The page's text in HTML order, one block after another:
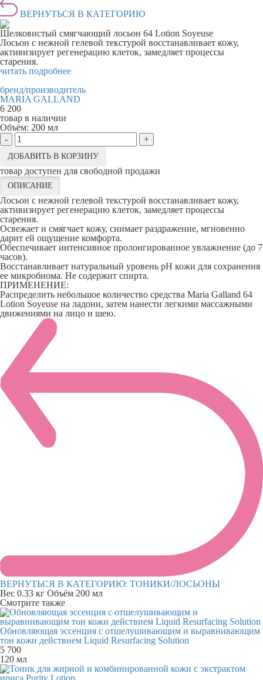
ВЕРНУТЬСЯ В КАТЕГОРИЮ
Шелковистый смягчающий лосьон 64 Lotion Soyeuse
Лосьон с нежной гелевой текстурой восстанавливает кожу,
активизирует регенерацию клеток, замедляет процессы
старения.
читать подробнее
бренд/производитель
MARIA GALLAND
6 200
товар в наличии
Объём: 200 мл
-
+
ДОБАВИТЬ В КОРЗИНУ
товар доступен для свободной продажи
ОПИСАНИЕ
Лосьон с нежной гелевой текстурой восстанавливает кожу,
активизирует регенерацию клеток, замедляет процессы
старения.
Освежает и смягчает кожу, снимает раздражение, мгновенно
дарит ей ощущение комфорта.
Обеспечивает интенсивное пролонгированное увлажнение (до 7
часов).
Восстанавливает натуральный уровень рН кожи для сохранения
ее микробиома. Не содержит спирта.
ПРИМЕНЕНИЕ:
Распределить небольшое количество средства Maria Galland 64
Lotion Soyeuse на ладони, затем нанести легкими массажными
движениями на лицо и шею.
ВЕРНУТЬСЯ В КАТЕГОРИЮ: ТОНИКИ/ЛОСЬОНЫ
Вес 0.33 кг Объём 200 мл
Смотрите также
Обновляющая эссенция с отшелушивающим и выравнивающим
тон кожи действием Liquid Resurfacing Solution
5 700
120 мл